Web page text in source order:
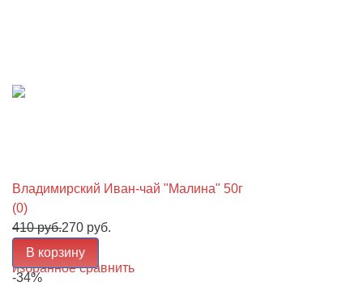
избранное сравнить
Владимирский Иван-чай "Малина" 50г
(0)
410 руб.270 руб.
В корзину
-34%